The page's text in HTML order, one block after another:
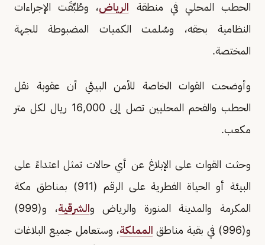
الحطب المحلي في منطقة الرياض، وطُبِّقَت الإجراءات
النظامية بحقه، وسُلمت الكميات المضبوطة للجهة
المختصة.
وأوضحت القوات الخاصة للأمن البيئي أن عقوبة نقل
الحطب والفحم المحليين تصل إلى 16,000 ريال لكل متر
مكعب.
وحثت القوات على الإبلاغ عن أي حالات تمثل اعتداءً على
البيئة أو الحياة الفطرية على الرقم (911) بمناطق مكة
المكرمة والمدينة المنورة والرياض والشرقية
، و(999)
و(996) في بقية مناطق
المملكة، وستعامل جميع البلاغات